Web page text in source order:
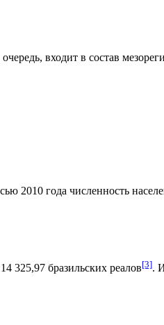
входит в состав
2010 года численность
325,97 бразильских реалов[3].